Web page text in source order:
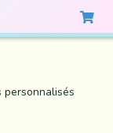
personnalisés